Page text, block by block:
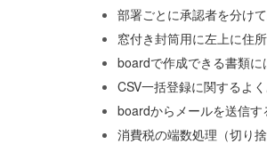
部署ごとに承認者を分け
窓付き封筒用に左上に住
boardで作成できる書類
CSV一括登録に関するよ
boardからメールを送信
消費税の端数処理（切り